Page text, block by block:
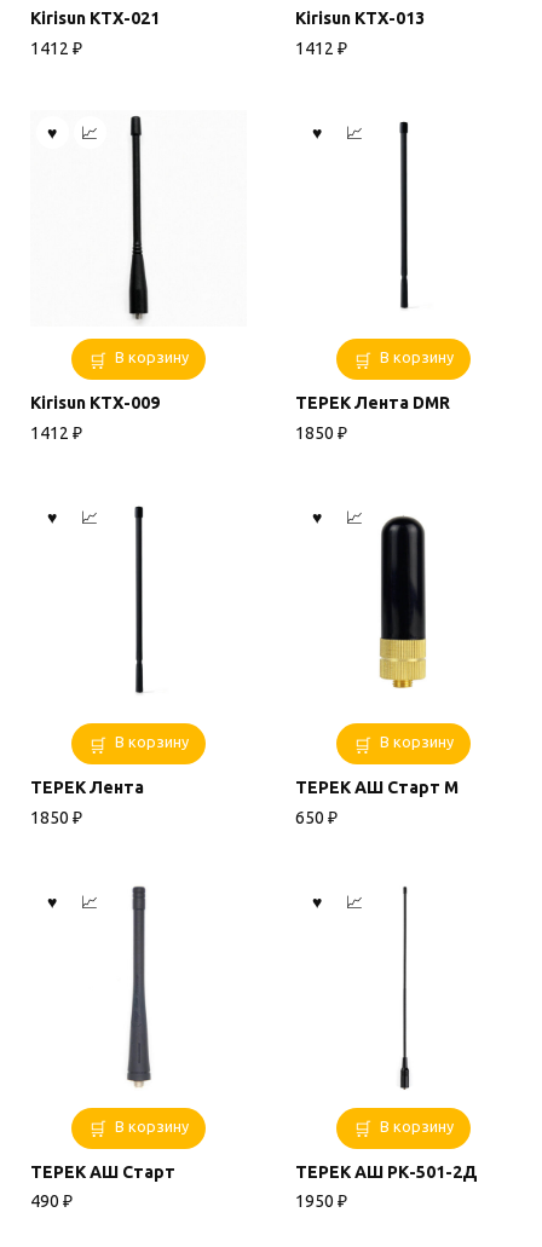
Kirisun KTX-021
1412 ₽
Kirisun KTX-013
1412 ₽
В корзину
Kirisun KTX-009
1412 ₽
В корзину
ТЕРЕК Лента DMR
1850 ₽
В корзину
ТЕРЕК Лента
1850 ₽
В корзину
ТЕРЕК АШ Старт М
650 ₽
В корзину
ТЕРЕК АШ Старт
490 ₽
В корзину
ТЕРЕК АШ РК-501-2Д
1950 ₽